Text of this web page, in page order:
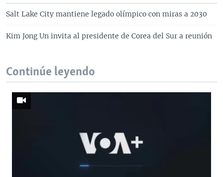
Salt Lake City mantiene legado olímpico con miras a 2030
Kim Jong Un invita al presidente de Corea del Sur a reunión
Continúe leyendo